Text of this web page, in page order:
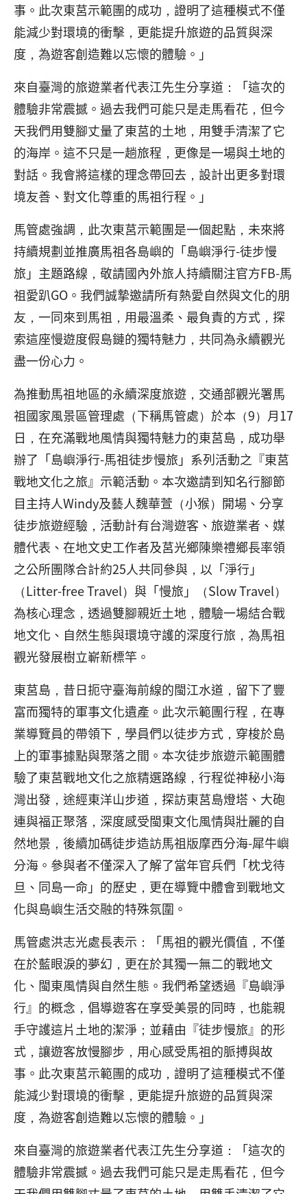
事。此次東莒示範團的成功，證明了這種模式不僅
能減少對環境的衝擊，更能提升旅遊的品質與深
度，為遊客創造難以忘懷的體驗。」
來自臺灣的旅遊業者代表江先生分享道：「這次的
體驗非常震撼。過去我們可能只是走馬看花，但今
天我們用雙腳丈量了東莒的土地，用雙手清潔了它
的海岸。這不只是一趟旅程，更像是一場與土地的
對話。我會將這樣的理念帶回去，設計出更多對環
境友善、對文化尊重的馬祖行程。」
馬管處強調，此次東莒示範團是一個起點，未來將
持續規劃並推廣馬祖各島嶼的「島嶼淨行-徒步慢
旅」主題路線，敬請國內外旅人持續關注官方FB-馬
祖愛趴GO。我們誠摯邀請所有熱愛自然與文化的朋
友，一同來到馬祖，用最溫柔、最負責的方式，探
索這座慢遊度假島鏈的獨特魅力，共同為永續觀光
盡一份心力。
為推動馬祖地區的永續深度旅遊，交通部觀光署馬
祖國家風景區管理處（下稱馬管處）於本（9）月17
日，在充滿戰地風情與獨特魅力的東莒島，成功舉
辦了「島嶼淨行-馬祖徒步慢旅」系列活動之『東莒
戰地文化之旅』示範活動。本次邀請到知名行腳節
目主持人Windy及藝人魏華萱（小猴）開場、分享
徒步旅遊經驗，活動計有台灣遊客、旅遊業者、媒
體代表、在地文史工作者及莒光鄉陳樂禮鄉長率領
之公所團隊合計約25人共同參與，以「淨行」
（Litter-free Travel）與「慢旅」（Slow Travel）
為核心理念，透過雙腳親近土地，體驗一場結合戰
地文化、自然生態與環境守護的深度行旅，為馬祖
觀光發展樹立嶄新標竿。
東莒島，昔日扼守臺海前線的閩江水道，留下了豐
富而獨特的軍事文化遺產。此次示範團行程，在專
業導覽員的帶領下，學員們以徒步方式，穿梭於島
上的軍事據點與聚落之間。本次徒步旅遊示範團體
驗了東莒戰地文化之旅精選路線，行程從神秘小海
灣出發，途經東洋山步道，探訪東莒島燈塔、大砲
連與福正聚落，深度感受閩東文化風情與壯麗的自
然地景，後續加碼徒步造訪馬祖版摩西分海-犀牛嶼
分海。參與者不僅深入了解了當年官兵們「枕戈待
旦、同島一命」的歷史，更在導覽中體會到戰地文
化與島嶼生活交融的特殊氛圍。
馬管處洪志光處長表示：「馬祖的觀光價值，不僅
在於藍眼淚的夢幻，更在於其獨一無二的戰地文
化、閩東風情與自然生態。我們希望透過『島嶼淨
行』的概念，倡導遊客在享受美景的同時，也能親
手守護這片土地的潔淨；並藉由『徒步慢旅』的形
式，讓遊客放慢腳步，用心感受馬祖的脈搏與故
事。此次東莒示範團的成功，證明了這種模式不僅
能減少對環境的衝擊，更能提升旅遊的品質與深
度，為遊客創造難以忘懷的體驗。」
來自臺灣的旅遊業者代表江先生分享道：「這次的
體驗非常震撼。過去我們可能只是走馬看花，但今